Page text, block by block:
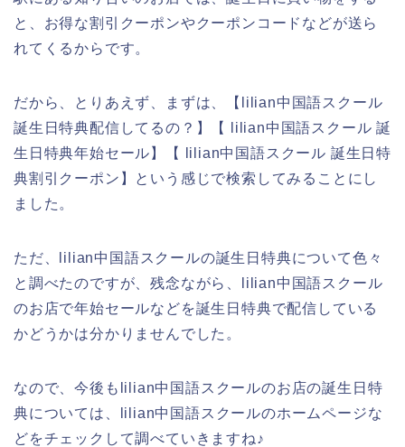
と、お得な割引クーポンやクーポンコードなどが送ら
れてくるからです。
だから、とりあえず、まずは、【lilian中国語スクール
誕生日特典配信してるの？】【 lilian中国語スクール 誕
生日特典年始セール】【 lilian中国語スクール 誕生日特
典割引クーポン】という感じで検索してみることにし
ました。
ただ、lilian中国語スクールの誕生日特典について色々
と調べたのですが、残念ながら、lilian中国語スクール
のお店で年始セールなどを誕生日特典で配信している
かどうかは分かりませんでした。
なので、今後もlilian中国語スクールのお店の誕生日特
典については、lilian中国語スクールのホームページな
どをチェックして調べていきますね♪